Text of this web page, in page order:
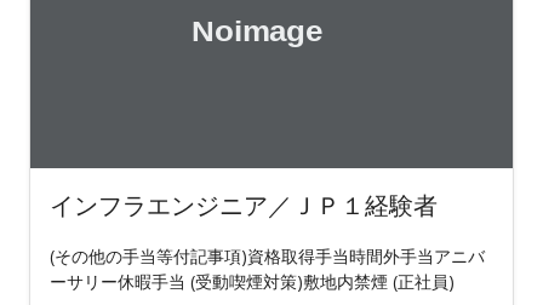
インフラエンジニア／ＪＰ１経験者
(その他の手当等付記事項)資格取得手当時間外手当アニバ
ーサリー休暇手当 (受動喫煙対策)敷地内禁煙 (正社員)